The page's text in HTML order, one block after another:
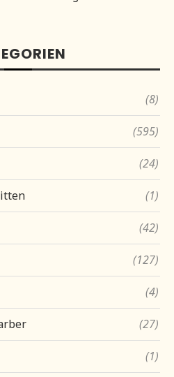
(8)
(595)
(24)
(1)
(42)
(127)
(4)
(27)
(1)